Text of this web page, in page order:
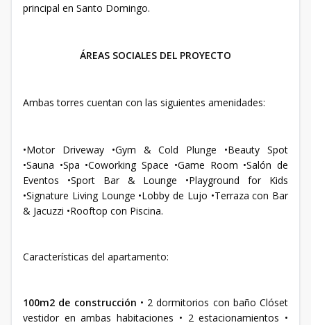
principal en Santo Domingo.
ÁREAS SOCIALES DEL PROYECTO
Ambas torres cuentan con las siguientes amenidades:
•Motor Driveway •Gym & Cold Plunge •Beauty Spot
•Sauna •Spa •Coworking Space •Game Room •Salón de
Eventos •Sport Bar & Lounge •Playground for Kids
•Signature Living Lounge •Lobby de Lujo •Terraza con Bar
& Jacuzzi •Rooftop con Piscina.
Características del apartamento:
100m2 de construcción • 2 dormitorios con baño Clóset
vestidor en ambas habitaciones • 2 estacionamientos •